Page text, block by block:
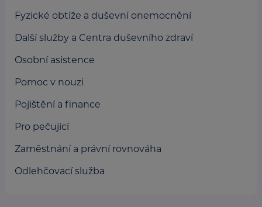
Fyzické obtíže a duševní onemocnění
Další služby a Centra duševního zdraví
Osobní asistence
Pomoc v nouzi
Pojištění a finance
Pro pečující
Zaměstnání a právní rovnováha
Odlehčovací služba